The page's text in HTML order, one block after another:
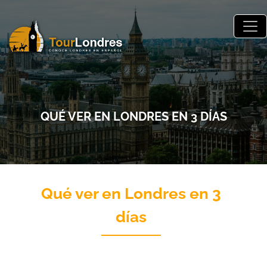
QUÉ VER EN LONDRES EN 3 DÍAS
Qué ver en Londres en 3
días